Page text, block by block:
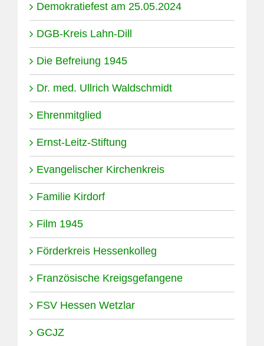
Demokratiefest am 25.05.2024
DGB-Kreis Lahn-Dill
Die Befreiung 1945
Dr. med. Ullrich Waldschmidt
Ehrenmitglied
Ernst-Leitz-Stiftung
Evangelischer Kirchenkreis
Familie Kirdorf
Film 1945
Förderkreis Hessenkolleg
Französische Kreigsgefangene
FSV Hessen Wetzlar
GCJZ